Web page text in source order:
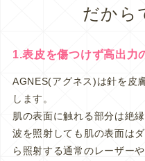
だから
1.表皮を傷つけず高出力
AGNES(アグネス)は針を皮
します。
肌の表面に触れる部分は絶
波を照射しても肌の表面は
ら照射する通常のレーザー